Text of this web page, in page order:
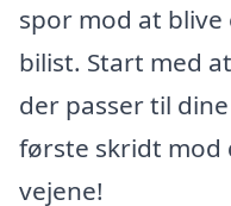
spor mod at
bilist. Start med
der passer til
første skridt
vejene!